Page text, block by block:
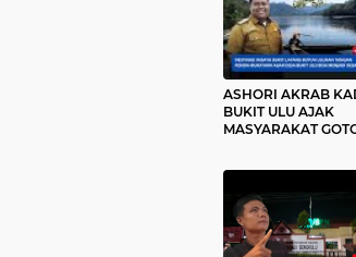
ASHORI AKRAB
BUKIT ULU AJAK
MASYARAKAT